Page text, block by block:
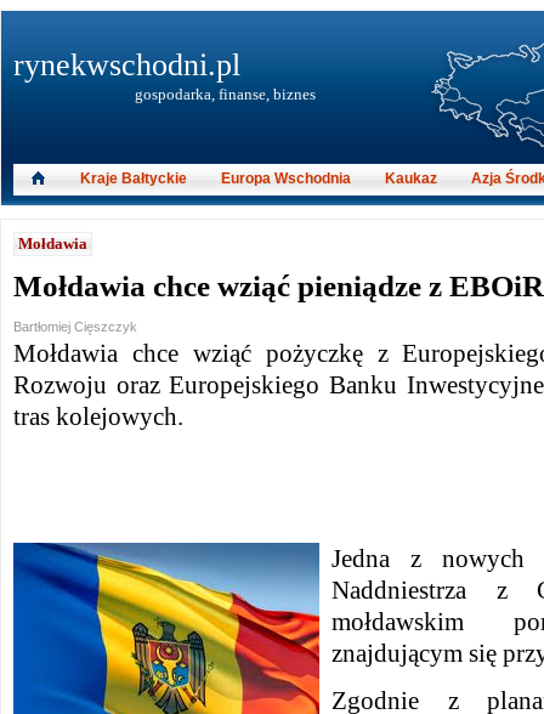
Mołdawia
Mołdawia chce wziąć pieniądze z
Bartłomiej Cięszczyk
Mołdawia chce wziąć pożyczkę z
Rozwoju oraz Europejskiego Banku
tras kolejowych.
Jedna z nowych
Naddniestrza z
mołdawskim
znajdującym się
Zgodnie z
rynekwschodni.pl
gospodarka, finanse, biznes
Kraje Bałtyckie Europa Wschodnia Kaukaz Azja